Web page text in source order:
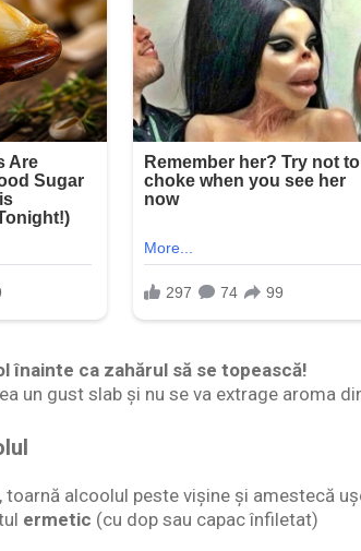
înainte ca zahărul să se topească!
un gust slab și nu se va extrage aroma
toarnă alcoolul peste vișine și amestecă
ermetic (cu dop sau capac înfiletat)